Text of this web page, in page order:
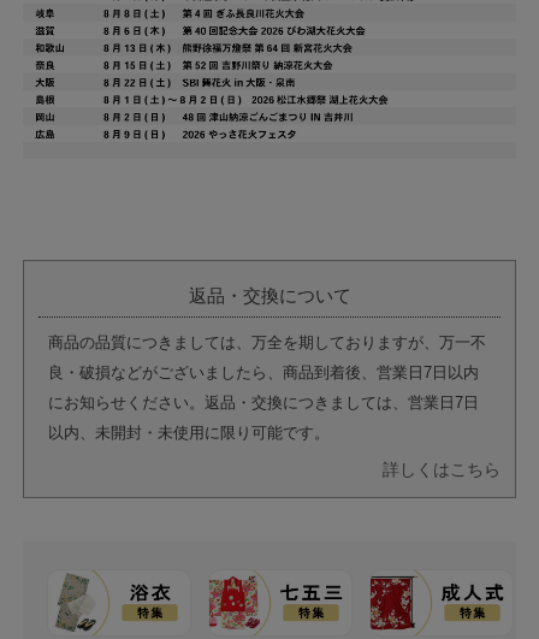
返品・交換について
商品の品質につきましては、万全を期しておりますが、万一不
良・破損などがございましたら、商品到着後、営業日7日以内
にお知らせください。返品・交換につきましては、営業日7日
以内、未開封・未使用に限り可能です。
詳しくはこちら